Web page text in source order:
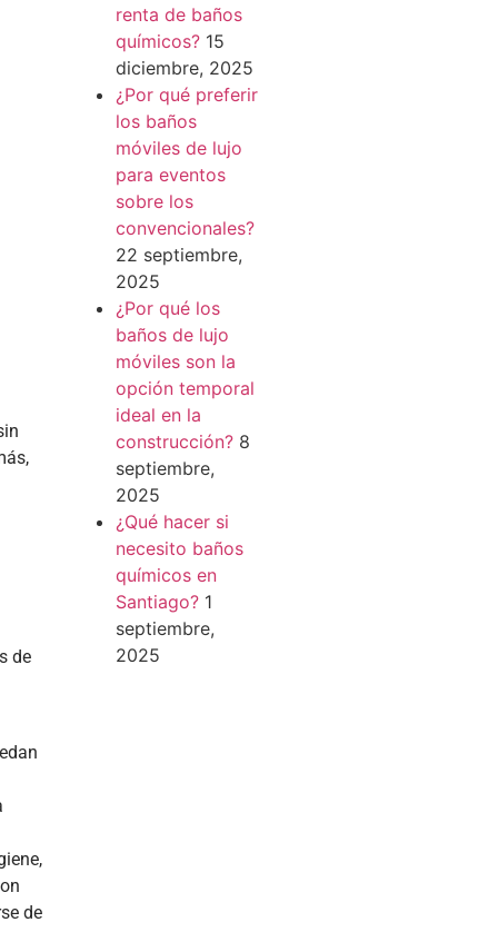
de
de
renta de baños
químicos? 15
diciembre, 2025
¿Por qué preferir
los baños
móviles de lujo
para eventos
sobre los
convencionales?
22 septiembre,
2025
¿Por qué los
baños de lujo
móviles son la
opción temporal
ideal en la
construcción? 8
septiembre,
2025
¿Qué hacer si
necesito baños
químicos en
Santiago? 1
septiembre,
2025